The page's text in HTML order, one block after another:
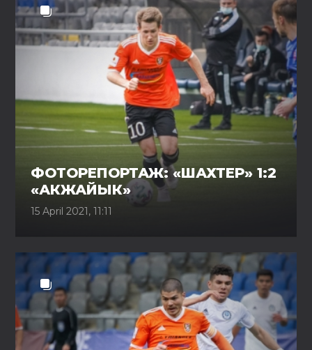
ФОТОРЕПОРТАЖ: «ШАХТЕР» 1:2
«АКЖАЙЫК»
15 April 2021, 11:11